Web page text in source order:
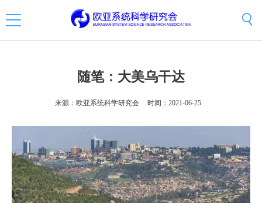
随笔：大美乌干达
来源：欧亚系统科学研究会 时间：2021-06-25